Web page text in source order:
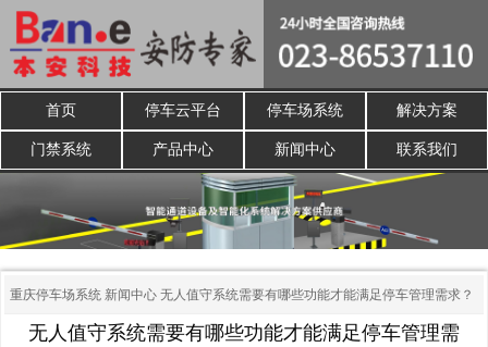
首页 停车云平台 停车场系统 解决方案
门禁系统 产品中心 新闻中心 联系我们
重庆停车场系统 新闻中心 无人值守系统需要有哪些功能才能满足停车管理需求？
无人值守系统需要有哪些功能才能满足停车管理需